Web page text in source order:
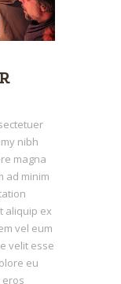
nibh
magna
ad minim
aliquip ex
vel eum
velit esse
eu